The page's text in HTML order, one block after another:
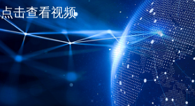
点击查看视频